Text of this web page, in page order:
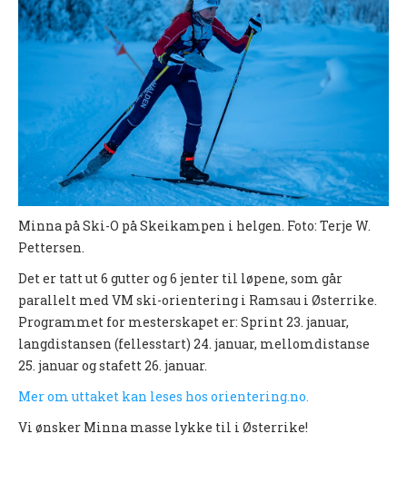
Nyheter
Presentasjon UFO
Ny på o-løp?
Nybegynnerkurs
BREDDE
Ny på o-løp?
SYKKEL
Grenserittet
Nyheter og informasjon
Påmeldingsskjema 2026/2027
Minna på Ski-O på Skeikampen i helgen. Foto: Terje W.
Pettersen.
Det er tatt ut 6 gutter og 6 jenter til løpene, som går
parallelt med VM ski-orientering i Ramsau i Østerrike.
Programmet for mesterskapet er: Sprint 23. januar,
langdistansen (fellesstart) 24. januar, mellomdistanse
25. januar og stafett 26. januar.
Mer om uttaket kan leses hos orientering.no.
Vi ønsker Minna masse lykke til i Østerrike!